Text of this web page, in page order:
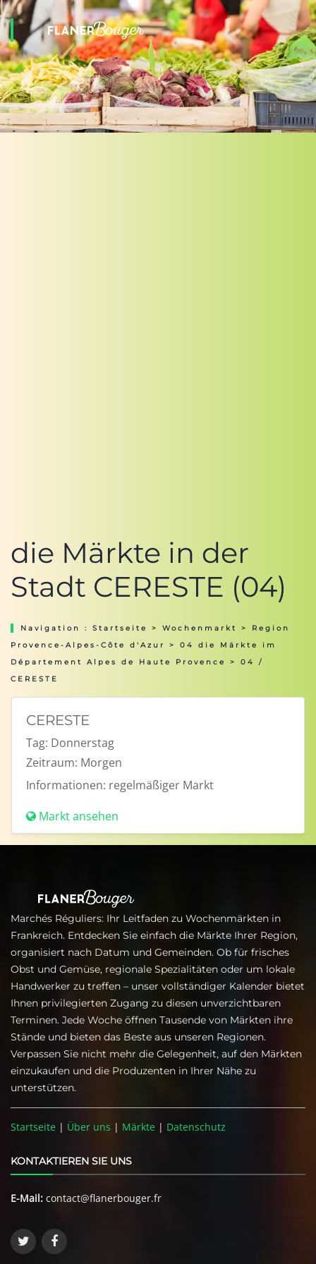
die Märkte in der
Stadt CERESTE (04)
Navigation : Startseite > Wochenmarkt > Region
Provence-Alpes-Côte d'Azur
> 04 die Märkte im
Département Alpes de Haute Provence
> 04 /
CERESTE
CERESTE
Tag: Donnerstag
Zeitraum: Morgen
Informationen: regelmäßiger Markt
Markt ansehen
Marchés Réguliers: Ihr Leitfaden zu Wochenmärkten in
Frankreich. Entdecken Sie einfach die Märkte Ihrer Region,
organisiert nach Datum und Gemeinden. Ob für frisches
Obst und Gemüse, regionale Spezialitäten oder um lokale
Handwerker zu treffen – unser vollständiger Kalender bietet
Ihnen privilegierten Zugang zu diesen unverzichtbaren
Terminen. Jede Woche öffnen Tausende von Märkten ihre
Stände und bieten das Beste aus unseren Regionen.
Verpassen Sie nicht mehr die Gelegenheit, auf den Märkten
einzukaufen und die Produzenten in Ihrer Nähe zu
unterstützen.
Startseite | Über uns | Märkte | Datenschutz
KONTAKTIEREN SIE UNS
E-Mail: contact@flanerbouger.fr